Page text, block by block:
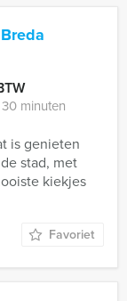
minuten
is genieten
stad, met
kiekjes
Favoriet